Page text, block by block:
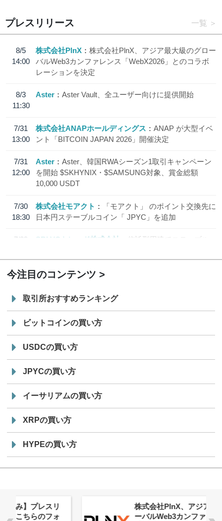
プレスリリース 一覧
8/5
14:00
株式会社PlnX
株式会社PlnX、アジア最大級のグロー
バルWeb3カンファレンス「WebX2026」とのコラボ
レーションを決定
8/3
11:30
Aster Aster Vault、全ユーザー向けに提供開始
7/31
13:00
株式会社ANAPホールディングス
ANAP が大型イベ
ント「BITCOIN JAPAN 2026」開催決定
7/31
12:00
Aster
Aster、韓国RWAシーズン1取引キャンペーン
を開始 $SKHYNIX・$SAMSUNG対象、賞金総額
10,000 USDT
7/30
18:30
株式会社モアクト
「モアクト」 のポイント交換先に
日本円ステーブルコイン「 JPYC」を追加
7/29
SBI VCトレード株式会社
信託型円建てステーブル
今注目のコンテンツ
取引所おすすめランキング
ビットコインの買い方
USDCの買い方
JPYCの買い方
イーサリアムの買い方
XRPの買い方
HYPEの買い方
株式会社PlnX、アジア最大級のグロ
ーバルWeb3カンファレンス